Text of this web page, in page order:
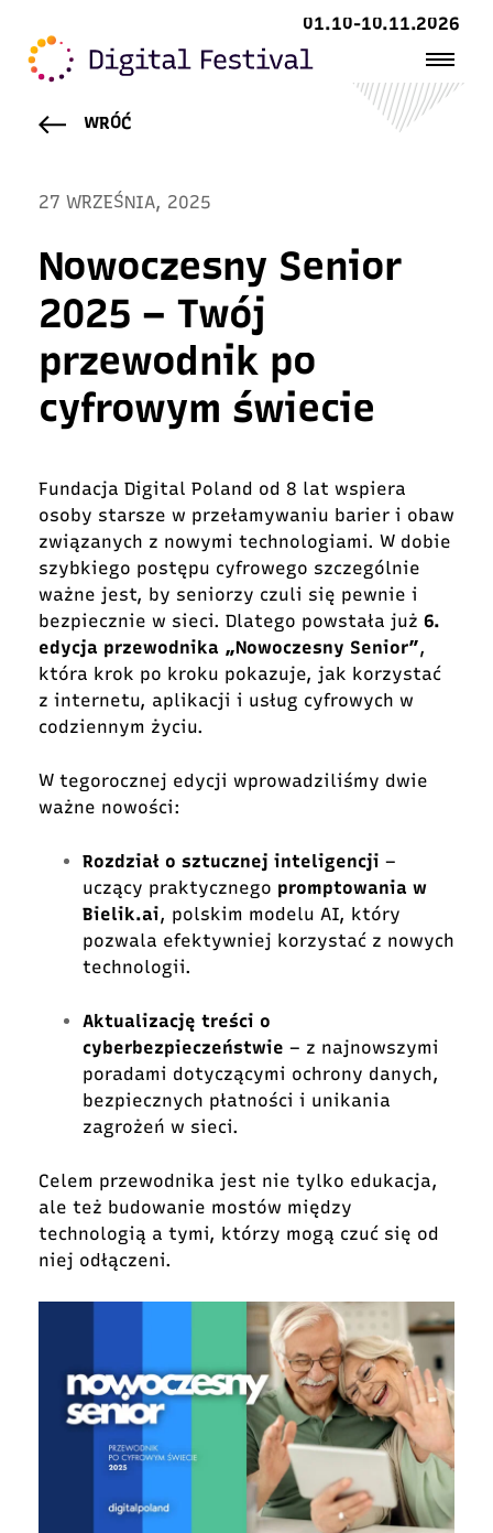
01.10-10.11.2026
WRÓĆ
27 WRZEŚNIA, 2025
Nowoczesny Senior
2025 – Twój
przewodnik po
cyfrowym świecie
Fundacja Digital Poland od 8 lat wspiera
osoby starsze w przełamywaniu barier i obaw
związanych z nowymi technologiami. W dobie
szybkiego postępu cyfrowego szczególnie
ważne jest, by seniorzy czuli się pewnie i
bezpiecznie w sieci. Dlatego powstała już 6.
edycja przewodnika „Nowoczesny Senior”,
która krok po kroku pokazuje, jak korzystać
z internetu, aplikacji i usług cyfrowych w
codziennym życiu.
W tegorocznej edycji wprowadziliśmy dwie
ważne nowości:
Rozdział o sztucznej inteligencji –
uczący praktycznego promptowania w
Bielik.ai, polskim modelu AI, który
pozwala efektywniej korzystać z nowych
technologii.
Aktualizację treści o
cyberbezpieczeństwie – z najnowszymi
poradami dotyczącymi ochrony danych,
bezpiecznych płatności i unikania
zagrożeń w sieci.
Celem przewodnika jest nie tylko edukacja,
ale też budowanie mostów między
technologią a tymi, którzy mogą czuć się od
niej odłączeni.